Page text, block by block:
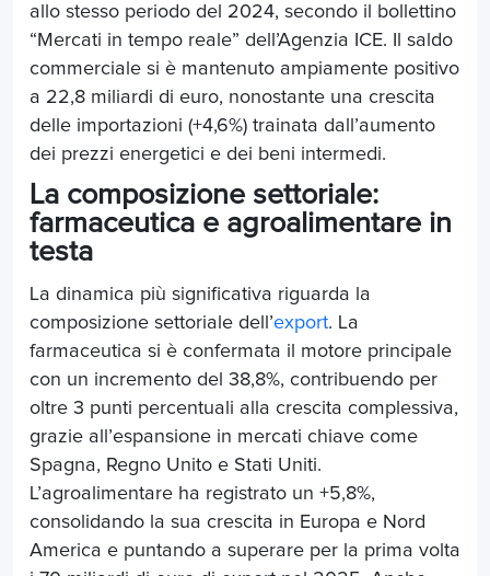
allo stesso periodo del 2024, secondo il bollettino
“Mercati in tempo reale” dell’Agenzia ICE. Il saldo
commerciale si è mantenuto ampiamente positivo
a 22,8 miliardi di euro, nonostante una crescita
delle importazioni (+4,6%) trainata dall’aumento
dei prezzi energetici e dei beni intermedi.
La composizione settoriale:
farmaceutica e agroalimentare in
testa
La dinamica più significativa riguarda la
composizione settoriale dell’export. La
farmaceutica si è confermata il motore principale
con un incremento del 38,8%, contribuendo per
oltre 3 punti percentuali alla crescita complessiva,
grazie all’espansione in mercati chiave come
Spagna, Regno Unito e Stati Uniti.
L’agroalimentare ha registrato un +5,8%,
consolidando la sua crescita in Europa e Nord
America e puntando a superare per la prima volta